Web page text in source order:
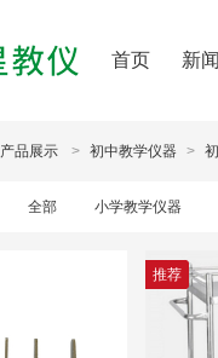
首页 新
产品展示 > 初中教学仪器 >
全部 小学教学仪器
推荐